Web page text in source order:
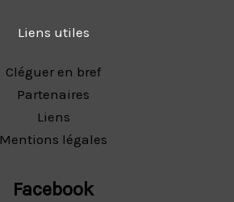
Liens utiles
Cléguer en bref
Partenaires
Liens
Mentions légales
Facebook